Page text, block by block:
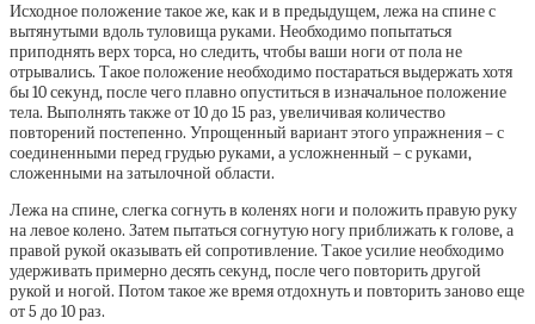
Исходное положение такое же, как и в предыдущем, лежа на спине с
вытянутыми вдоль туловища руками. Необходимо попытаться
приподнять верх торса, но следить, чтобы ваши ноги от пола не
отрывались. Такое положение необходимо постараться выдержать хотя
бы 10 секунд, после чего плавно опуститься в изначальное положение
тела. Выполнять также от 10 до 15 раз, увеличивая количество
повторений постепенно. Упрощенный вариант этого упражнения – с
соединенными перед грудью руками, а усложненный – с руками,
сложенными на затылочной области.
Лежа на спине, слегка согнуть в коленях ноги и положить правую руку
на левое колено. Затем пытаться согнутую ногу приближать к голове, а
правой рукой оказывать ей сопротивление. Такое усилие необходимо
удерживать примерно десять секунд, после чего повторить другой
рукой и ногой. Потом такое же время отдохнуть и повторить заново еще
от 5 до 10 раз.